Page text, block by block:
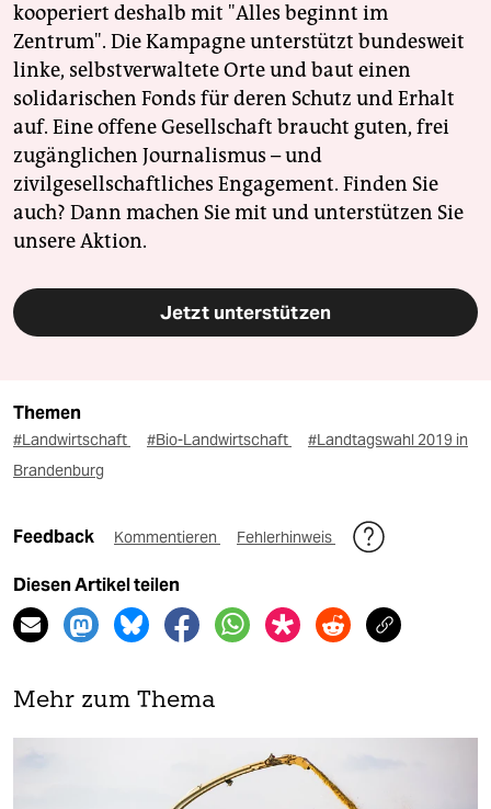
kooperiert deshalb mit "Alles beginnt im
Zentrum". Die Kampagne unterstützt bundesweit
linke, selbstverwaltete Orte und baut einen
solidarischen Fonds für deren Schutz und Erhalt
auf. Eine offene Gesellschaft braucht guten, frei
zugänglichen Journalismus – und
zivilgesellschaftliches Engagement. Finden Sie
auch? Dann machen Sie mit und unterstützen Sie
unsere Aktion.
Jetzt unterstützen
Themen
#Landwirtschaft #Bio-Landwirtschaft
#Landtagswahl 2019 in
Brandenburg
Feedback Kommentieren Fehlerhinweis
Diesen Artikel teilen
Mehr zum Thema